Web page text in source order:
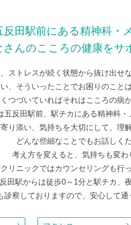
田駅前にある精神科・
んのこころの健康をサ
ストレスが続く状態から抜け出せ
、そういったことでお困りのこと
つづいていればそれはこころの病
五反田駅前、駅チカにある精神科・
り添い、気持ちを大切にして、理
どんな些細なことでもお話しくだ
考え方を変えると、気持ちも変わ
リニックではカウンセリングも行
田駅からは徒歩0～1分と駅チカ、
診察しておりますので、安心して通